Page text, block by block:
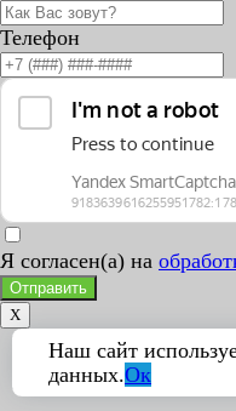
Телефон
Я согласен(а) на
Отправить
X
Наш сайт
данных.Ок